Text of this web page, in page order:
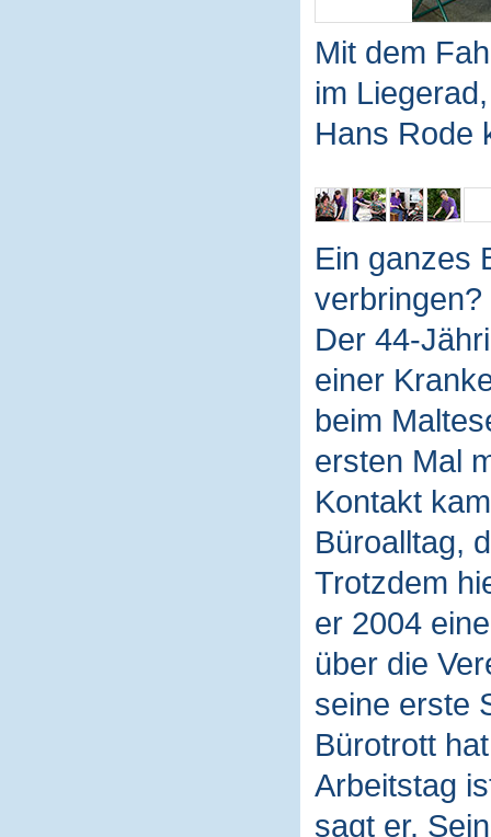
Mit dem
im Liegerad,
Hans Rode
Ein ganzes
Der 44-
einer
beim
ersten Mal
Kontakt
Büroalltag,
Trotzdem
er 2004
über die
seine erste
Bürotrott
Arbeitstag
sagt er.